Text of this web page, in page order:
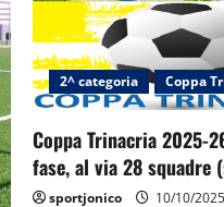
a
t
i
2^ categoria Coppa
Coppa Trinacria 2025-
fase, al via 28 squadre
sportjonico 10/10/2025